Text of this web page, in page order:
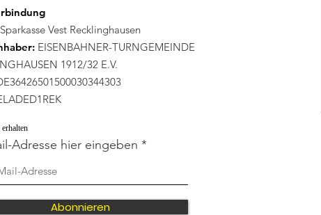
Sparkasse Vest Recklinghausen
EISENBAHNER-TURNGEMEINDE
1912/32 E.V.
erhalten
Adresse hier eingeben
Abonnieren